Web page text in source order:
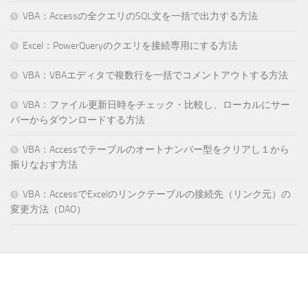
VBA：Accessの全クエリのSQL文を一括で出力する方法
Excel：PowerQueryのクエリを接続専用にする方法
VBA：VBAエディタで複数行を一括でコメントアウトする方法
VBA：ファイル更新日時をチェック・比較し、ローカルにサー
バーからダウンロードする方法
VBA：Accessでテーブルのオートナンバー型をクリアし１から
振りなおす方法
VBA：AccessでExcelのリンクテーブルの接続先（リンク元）の
変更方法（DAO）